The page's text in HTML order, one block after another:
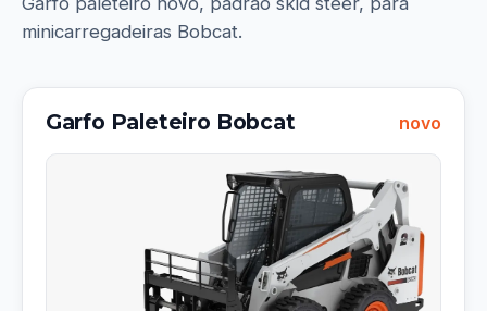
minicarregadeiras Bobcat.
Garfo Paleteiro Bobcat novo